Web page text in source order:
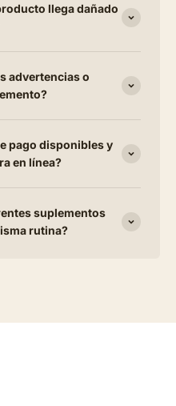
llega dañado
advertencias o
pago disponibles y
en línea?
suplementos
rutina?